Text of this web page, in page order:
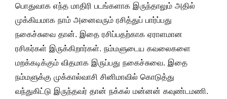
பொதுவாக எந்த மாதிரி படங்களாக இருந்தாலும் அதில்
முக்கியமாக நாம் அனைவரும் ரசித்துப் பார்ப்பது
நகைச்சுவை தான். இதை ரசிப்பதற்காக ஏராளமான
ரசிகர்கள் இருக்கிறார்கள். நம்மளுடைய கவலைகளை
மறக்கடிக்கும் விதமாக இருப்பது நகைச்சுவை. இதை
நம்மளுக்கு முக்கால்வாசி சினிமாவில் கொடுத்து
வந்துகிட்டு இருந்தவர் தான் நக்கல் மன்னன் கவுண்டமணி.